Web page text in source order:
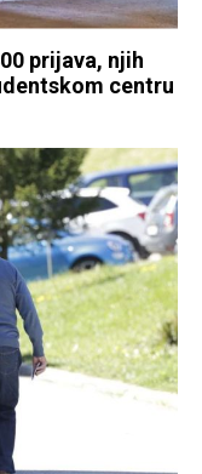
prijava, njih
centru